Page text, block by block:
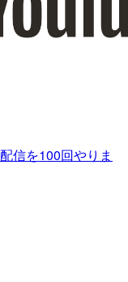
信を100回やりま